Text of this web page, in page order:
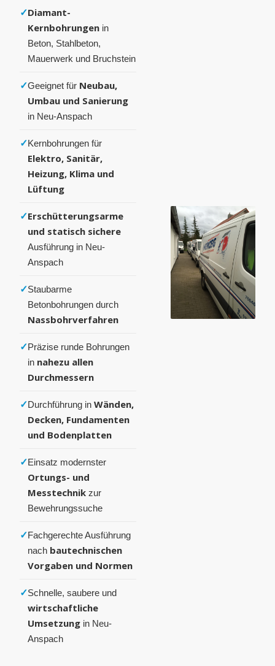
✓Diamant-
Kernbohrungen in
Beton, Stahlbeton,
Mauerwerk und Bruchstein
✓Geeignet für Neubau,
Umbau und Sanierung
in Neu-Anspach
✓Kernbohrungen für
Elektro, Sanitär,
Heizung, Klima und
Lüftung
✓Erschütterungsarme
und statisch sichere
Ausführung in Neu-
Anspach
✓Staubarme
Betonbohrungen durch
Nassbohrverfahren
✓Präzise runde Bohrungen
in nahezu allen
Durchmessern
✓Durchführung in Wänden,
Decken, Fundamenten
und Bodenplatten
✓Einsatz modernster
Ortungs- und
Messtechnik zur
Bewehrungssuche
✓Fachgerechte Ausführung
nach bautechnischen
Vorgaben und Normen
✓Schnelle, saubere und
wirtschaftliche
Umsetzung in Neu-
Anspach